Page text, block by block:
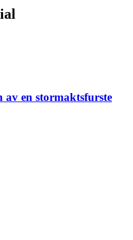
en stormaktsfurste